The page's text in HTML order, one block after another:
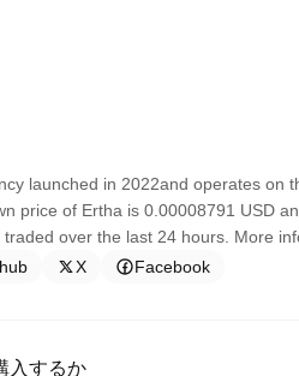
launched in 2022and operates
price of Ertha is 0.00008791 USD
over the last 24 hours. More
X Facebook
入するか